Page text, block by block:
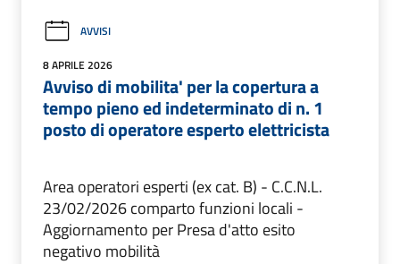
AVVISI
8 APRILE 2026
Avviso di mobilita' per la copertura a
tempo pieno ed indeterminato di n. 1
posto di operatore esperto elettricista
Area operatori esperti (ex cat. B) - C.C.N.L.
23/02/2026 comparto funzioni locali -
Aggiornamento per Presa d'atto esito
negativo mobilità